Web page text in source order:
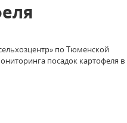
по Тюменской
посадок картофеля в